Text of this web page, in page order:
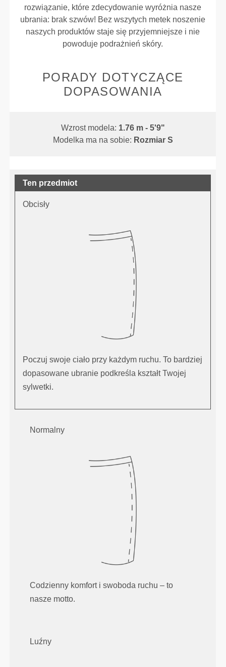
rozwiązanie, które zdecydowanie wyróżnia nasze
ubrania: brak szwów! Bez wszytych metek noszenie
naszych produktów staje się przyjemniejsze i nie
powoduje podrażnień skóry.
PORADY DOTYCZĄCE
DOPASOWANIA
Wzrost modela: 1.76 m - 5'9"
Modelka ma na sobie: Rozmiar S
Ten przedmiot
Obcisły
Poczuj swoje ciało przy każdym ruchu. To bardziej
dopasowane ubranie podkreśla kształt Twojej
sylwetki.
Normalny
Codzienny komfort i swoboda ruchu – to
nasze motto.
Luźny